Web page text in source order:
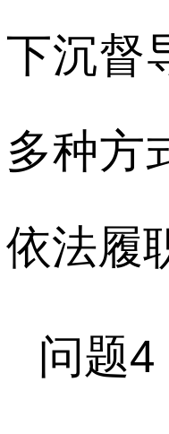
下沉督
多种方
依法履
问题4